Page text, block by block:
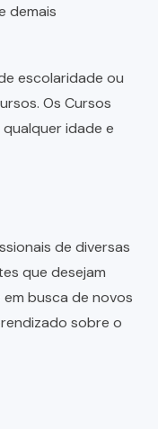
demais
escolaridade ou
Os Cursos
idade e
de diversas
que desejam
busca de novos
sobre o